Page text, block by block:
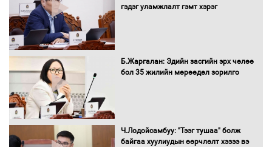
оролцлоо
С.Амарсайхан: Иргэдийг хохироосон
ААН-ийн нуугтмал хөрөнгийг
Н.Номтойбаяр: Аймгуудад тулгамдаж
гэдэг уламжлалт гэмт хэрэг
Б.Жаргалан: Эдийн засгийн эрх чөлөө
бол 35 жилийн мөрөөдөл зорилго
Ч.Лодойсамбуу: "Тээг тушаа" болж
байгаа хуулиудын өөрчлөлт хэзээ вэ